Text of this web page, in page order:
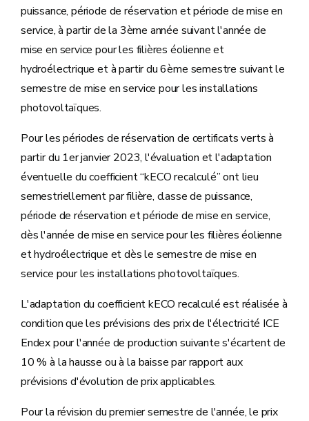
puissance, période de réservation et période de mise en
service, à partir de la 3ème année suivant l'année de
mise en service pour les filières éolienne et
hydroélectrique et à partir du 6ème semestre suivant le
semestre de mise en service pour les installations
photovoltaïques.
Pour les périodes de réservation de certificats verts à
partir du 1er janvier 2023, l'évaluation et l'adaptation
éventuelle du coefficient “kECO recalculé” ont lieu
semestriellement par filière, classe de puissance,
période de réservation et période de mise en service,
dès l'année de mise en service pour les filières éolienne
et hydroélectrique et dès le semestre de mise en
service pour les installations photovoltaïques.
L'adaptation du coefficient kECO recalculé est réalisée à
condition que les prévisions des prix de l'électricité ICE
Endex pour l'année de production suivante s'écartent de
10 % à la hausse ou à la baisse par rapport aux
prévisions d'évolution de prix applicables.
Pour la révision du premier semestre de l'année, le prix